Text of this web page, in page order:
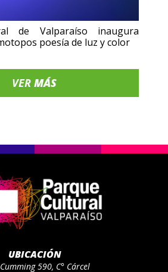
de Valparaíso inaugura
poesía de luz y color
VERMÁS
UBICACIÓN
590, C° Cárcel